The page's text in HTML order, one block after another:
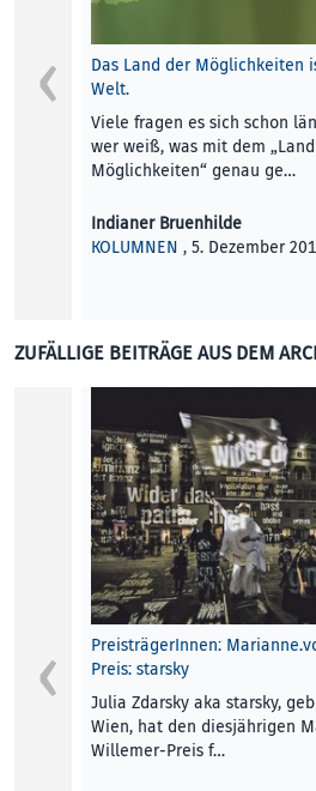
Das Land der Möglichkeiten
Welt.
Viele fragen es sich schon
wer weiß, was mit dem
Möglichkeiten“ genau ge…
Indianer Bruenhilde
KOLUMNEN , 5. Dezember
ZUFÄLLIGE BEITRÄGE AUS DEM
PreisträgerInnen:
Preis: starsky
Julia Zdarsky aka starsky,
Wien, hat den diesjährigen
Willemer-Preis f…